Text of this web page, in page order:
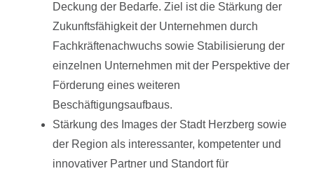
Deckung der Bedarfe. Ziel ist die Stärkung der
Zukunftsfähigkeit der Unternehmen durch
Fachkräftenachwuchs sowie Stabilisierung der
einzelnen Unternehmen mit der Perspektive der
Förderung eines weiteren
Beschäftigungsaufbaus.
Stärkung des Images der Stadt Herzberg sowie
der Region als interessanter, kompetenter und
innovativer Partner und Standort für